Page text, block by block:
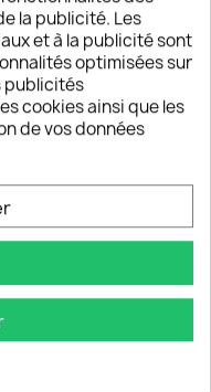
24H
avec suivi en temps
? Notre équipe vous
30 JOURS
produit est garanti
conformité.
la publicité. Les
et à la publicité sont
optimisées sur
publicités
cookies ainsi que les
de vos données